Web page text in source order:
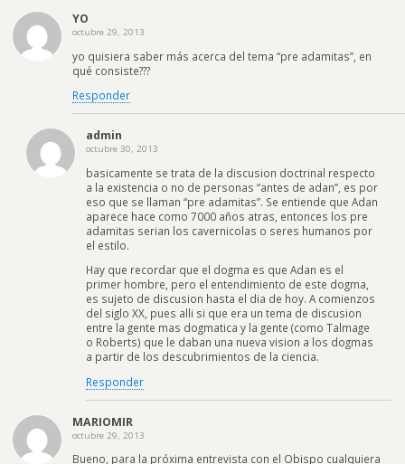
YO
octubre 29, 2013
yo quisiera saber más acerca del tema “pre adamitas”, en
qué consiste???
Responder
admin
octubre 30, 2013
basicamente se trata de la discusion doctrinal respecto
a la existencia o no de personas “antes de adan”, es por
eso que se llaman “pre adamitas”. Se entiende que Adan
aparece hace como 7000 años atras, entonces los pre
adamitas serian los cavernicolas o seres humanos por
el estilo.
Hay que recordar que el dogma es que Adan es el
primer hombre, pero el entendimiento de este dogma,
es sujeto de discusion hasta el dia de hoy. A comienzos
del siglo XX, pues alli si que era un tema de discusion
entre la gente mas dogmatica y la gente (como Talmage
o Roberts) que le daban una nueva vision a los dogmas
a partir de los descubrimientos de la ciencia.
Responder
MARIOMIR
octubre 29, 2013
Bueno, para la próxima entrevista con el Obispo cualquiera